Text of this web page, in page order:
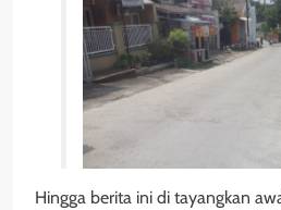
Hingga berita ini di tayangkan